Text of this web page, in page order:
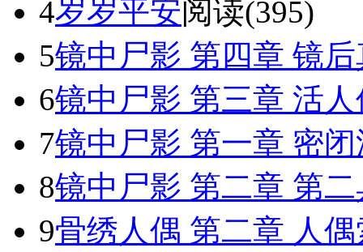
4岁岁平安阅读(395)
5镜中尸影 第四章 镜
6镜中尸影 第三章 活
7镜中尸影 第一章 密
8镜中尸影 第二章 第
9骨绣人偶 第二章 人